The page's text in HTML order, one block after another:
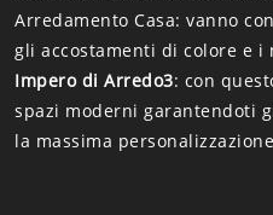
Arredamento Casa: vanno
gli accostamenti di colore e i
Impero di Arredo3: con
spazi moderni garantendoti
la massima